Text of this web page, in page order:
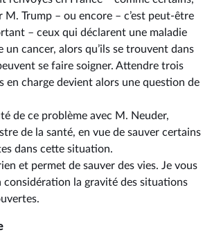
M. Trump – ou encore –⁠ c’est peut-être
– ceux qui déclarent une maladie
un cancer, alors qu’ils se trouvent dans
se faire soigner. Attendre trois
en charge devient alors une question de
de ce problème avec M. Neuder,
de la santé, en vue de sauver certains
dans cette situation.
et permet de sauver des vies. Je vous
considération la gravité des situations